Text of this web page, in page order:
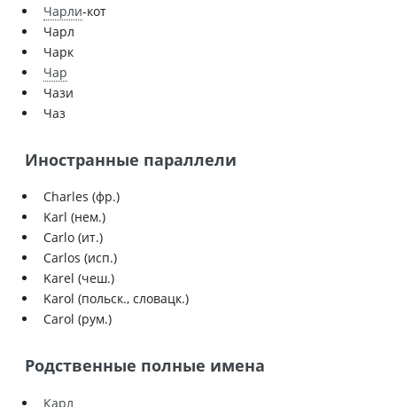
Чарли-кот
Чарл
Чарк
Чар
Чази
Чаз
Иностранные параллели
Charles (фр.)
Karl (нем.)
Carlo (ит.)
Carlos (исп.)
Karel (чеш.)
Karol (польск., словацк.)
Carol (рум.)
Родственные полные имена
Карл